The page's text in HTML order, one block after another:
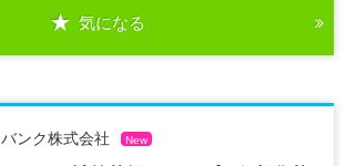
気になる
ンク株式会社 New